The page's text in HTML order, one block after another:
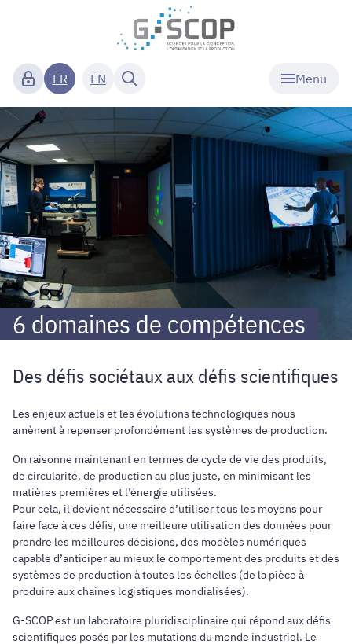
Menu
FR EN
G-
SCOP
Recherche
6 domaines de compétences
Des défis sociétaux aux défis scientifiques
Les enjeux actuels et les évolutions technologiques nous
amènent à repenser profondément les systèmes de production.
On raisonne maintenant en termes de cycle de vie des produits,
de circularité, de production au plus juste, en minimisant les
matières premières et l’énergie utilisées.
Pour cela, il devient nécessaire d’utiliser tous les moyens pour
faire face à ces défis, une meilleure utilisation des données pour
prendre les meilleures décisions, des modèles numériques
capable d’anticiper au mieux le comportement des produits et des
systèmes de production à toutes les échelles (de la pièce à
produire aux chaines logistiques mondialisées).
G-SCOP est un laboratoire pluridisciplinaire qui répond aux défis
scientifiques posés par les mutations du monde industriel. Le